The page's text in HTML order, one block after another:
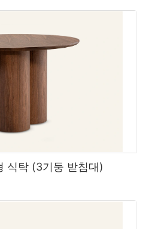
식탁 (3기둥 받침대)